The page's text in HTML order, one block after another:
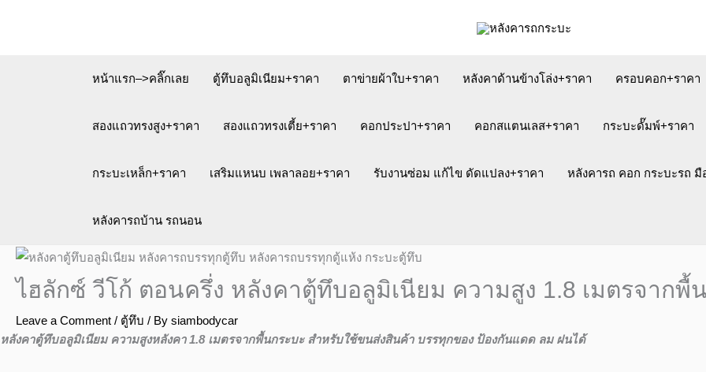
หน้าแรก–>คลิ๊กเลย
ตู้ทึบอลูมิเนียม+ราคา ตาข่ายผ้าใบ+ราคา หลังคาด้านข้างโล่ง+ราคา ครอบคอก+ราคา
สองแถวทรงสูง+ราคา สองแถวทรงเตี้ย+ราคา คอกประปา+ราคา คอกสแตนเลส+ราคา กระบะดั๊มพ์+ราคา
กระบะเหล็ก+ราคา เสริมแหนบ เพลาลอย+ราคา รับงานซ่อม แก้ไข ดัดแปลง+ราคา หลังคารถ คอก กระบะรถ มื
หลังคารถบ้าน รถนอน
ไฮลักซ์ วีโก้ ตอนครึ่ง หลังคาตู้ทึบอลูมิเนียม ความสูง 1.8 เมตรจากพื้
Leave a Comment / ตู้ทึบ / By siambodycar
หลังคาตู้ทึบอลูมิเนียม ความสูงหลังคา 1.8 เมตรจากพื้นกระบะ สำหรับใช้ขนส่งสินค้า บรรทุกของ ป้องกันแดด ลม ฝนได้